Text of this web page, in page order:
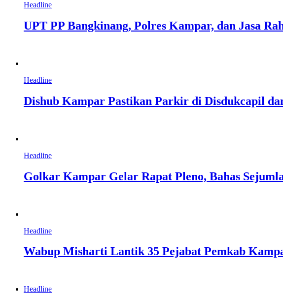
Headline
UPT PP Bangkinang, Polres Kampar, dan Jasa
Headline
Dishub Kampar Pastikan Parkir di Disdukcapil
Headline
Golkar Kampar Gelar Rapat Pleno, Bahas
Headline
Wabup Misharti Lantik 35 Pejabat Pemkab
Headline